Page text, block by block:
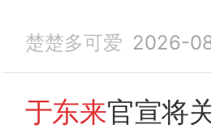
楚楚多可爱 2026-
于东来官宣将